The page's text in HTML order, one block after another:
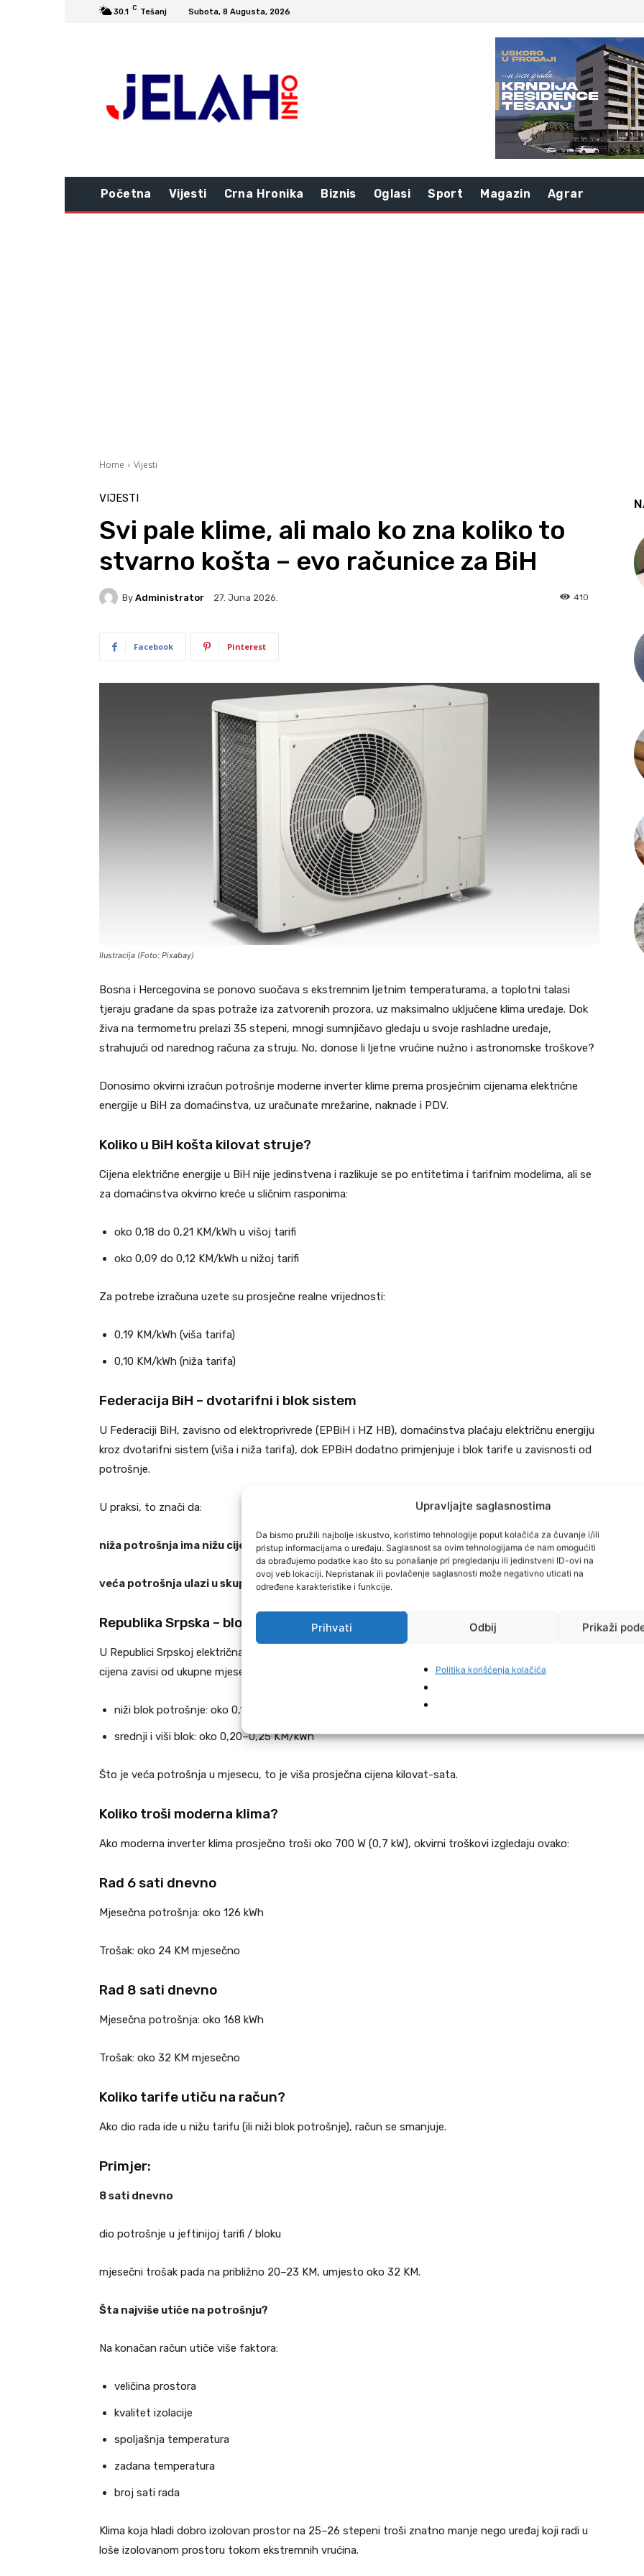
Upravljajte saglasnostima
Da bismo pružili najbolje iskustvo, koristimo tehnologije poput kolačića za čuvanje i/ili
pristup informacijama o uređaju. Saglasnost sa ovim tehnologijama će nam omogućiti
da obrađujemo podatke kao što su ponašanje pri pregledanju ili jedinstveni ID-ovi na
ovoj veb lokaciji. Nepristanak ili povlačenje saglasnosti može negativno uticati na
određene karakteristike i funkcije.
Prihvati Odbij Prikaži
Politika korišćenja kolačića
30.1 C Tešanj Subota, 8 Augusta, 2026
Početna Vijesti Crna Hronika Biznis Oglasi Sport Magazin Agrar
Home Vijesti
VIJESTI
Svi pale klime, ali malo ko zna koliko to
stvarno košta – evo računice za BiH
By Administrator 27. Juna 2026. 410
Facebook Pinterest
Ilustracija (Foto: Pixabay)
Bosna i Hercegovina se ponovo suočava s ekstremnim ljetnim temperaturama, a toplotni talasi
tjeraju građane da spas potraže iza zatvorenih prozora, uz maksimalno uključene klima uređaje. Dok
živa na termometru prelazi 35 stepeni, mnogi sumnjičavo gledaju u svoje rashladne uređaje,
strahujući od narednog računa za struju. No, donose li ljetne vrućine nužno i astronomske troškove?
Donosimo okvirni izračun potrošnje moderne inverter klime prema prosječnim cijenama električne
energije u BiH za domaćinstva, uz uračunate mrežarine, naknade i PDV.
Koliko u BiH košta kilovat struje?
Cijena električne energije u BiH nije jedinstvena i razlikuje se po entitetima i tarifnim modelima, ali se
za domaćinstva okvirno kreće u sličnim rasponima:
oko 0,18 do 0,21 KM/kWh u višoj tarifi
oko 0,09 do 0,12 KM/kWh u nižoj tarifi
Za potrebe izračuna uzete su prosječne realne vrijednosti:
0,19 KM/kWh (viša tarifa)
0,10 KM/kWh (niža tarifa)
Federacija BiH – dvotarifni i blok sistem
U Federaciji BiH, zavisno od elektroprivrede (EPBiH i HZ HB), domaćinstva plaćaju električnu energiju
kroz dvotarifni sistem (viša i niža tarifa), dok EPBiH dodatno primjenjuje i blok tarife u zavisnosti od
potrošnje.
U praksi, to znači da:
niža potrošnja ima nižu cijenu po kWh
veća potrošnja ulazi u skuplje blokove
Republika Srpska – blok tarife po potrošnji
U Republici Srpskoj električna energija za domaćinstva se obračunava kroz blok tarife, odnosno
cijena zavisi od ukupne mjesečne potrošnje, a ne od doba dana.
niži blok potrošnje: oko 0,18–0,20 KM/kWh
srednji i viši blok: oko 0,20–0,25 KM/kWh
Što je veća potrošnja u mjesecu, to je viša prosječna cijena kilovat-sata.
Koliko troši moderna klima?
Ako moderna inverter klima prosječno troši oko 700 W (0,7 kW), okvirni troškovi izgledaju ovako:
Rad 6 sati dnevno
Mjesečna potrošnja: oko 126 kWh
Trošak: oko 24 KM mjesečno
Rad 8 sati dnevno
Mjesečna potrošnja: oko 168 kWh
Trošak: oko 32 KM mjesečno
Koliko tarife utiču na račun?
Ako dio rada ide u nižu tarifu (ili niži blok potrošnje), račun se smanjuje.
Primjer:
8 sati dnevno
dio potrošnje u jeftinijoj tarifi / bloku
mjesečni trošak pada na približno 20–23 KM, umjesto oko 32 KM.
Šta najviše utiče na potrošnju?
Na konačan račun utiče više faktora:
veličina prostora
kvalitet izolacije
spoljašnja temperatura
zadana temperatura
broj sati rada
Klima koja hladi dobro izolovan prostor na 25–26 stepeni troši znatno manje nego uređaj koji radi u
loše izolovanom prostoru tokom ekstremnih vrućina.